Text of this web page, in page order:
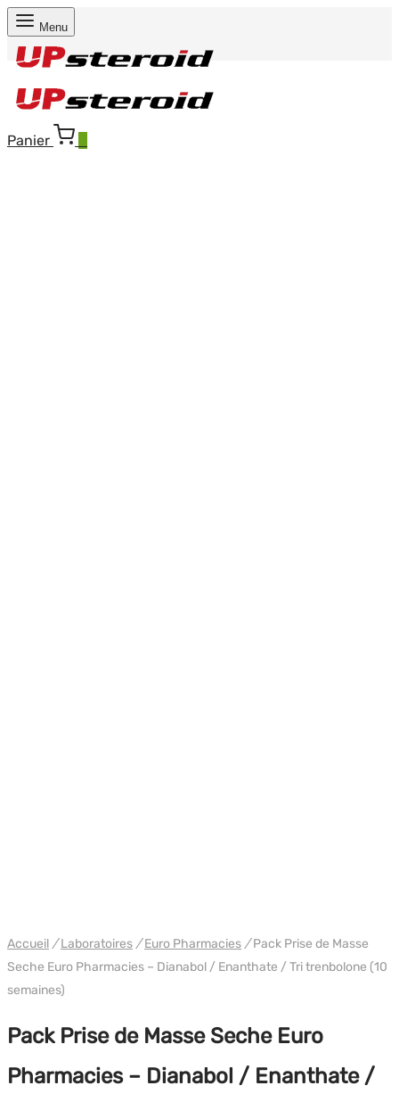
Menu
Panier
Accueil / Laboratoires / Euro Pharmacies /Pack Prise de Masse
Seche Euro Pharmacies – Dianabol / Enanthate / Tri trenbolone (10
semaines)
Pack Prise de Masse Seche Euro
Pharmacies – Dianabol / Enanthate /